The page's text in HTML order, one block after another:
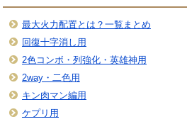
最大火力配置とは？一覧まとめ
回復十字消し用
2色コンボ・列強化・英雄神用
2way・二色用
キン肉マン編用
ケプリ用